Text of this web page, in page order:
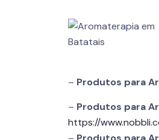
– Produtos para
– Produtos para
https://